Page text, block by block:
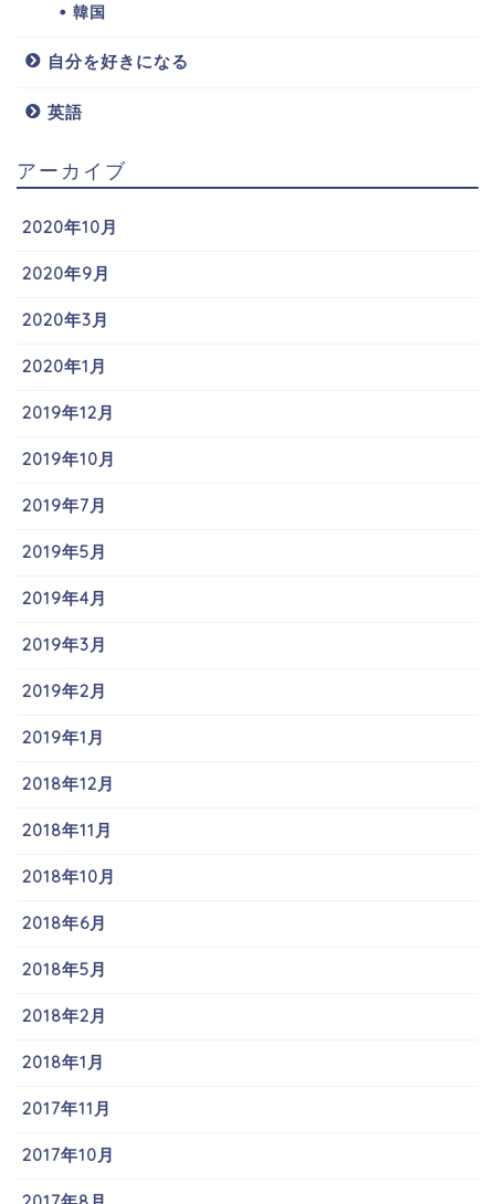
韓国
自分を好きになる
英語
アーカイブ
2020年10月
2020年9月
2020年3月
2020年1月
2019年12月
2019年10月
2019年7月
2019年5月
2019年4月
2019年3月
2019年2月
2019年1月
2018年12月
2018年11月
2018年10月
2018年6月
2018年5月
2018年2月
2018年1月
2017年11月
2017年10月